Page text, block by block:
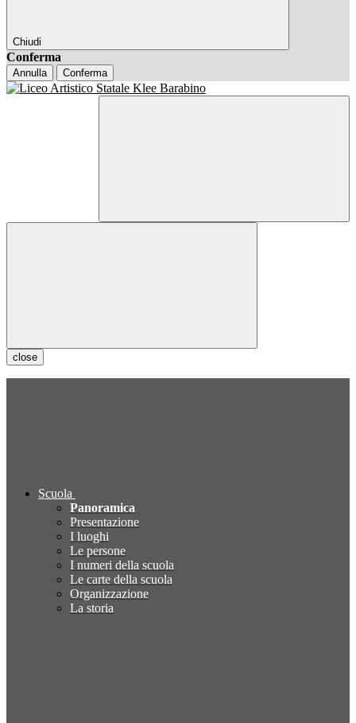
Chiudi
Conferma
Annulla Conferma
close
Scuola
Panoramica
Presentazione
I luoghi
Le persone
I numeri della scuola
Le carte della scuola
Organizzazione
La storia